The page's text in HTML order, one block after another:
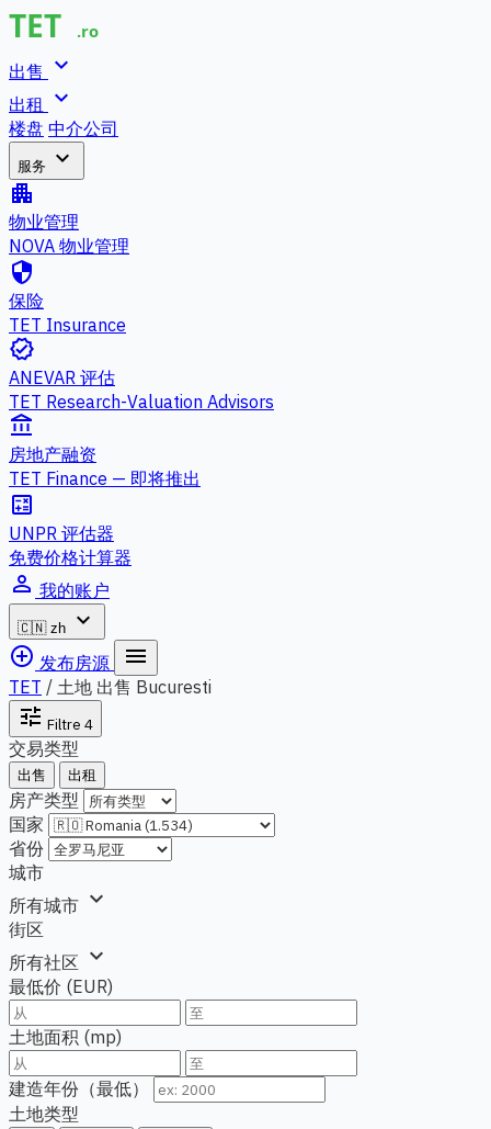
出售 expand_more
出租 expand_more
楼盘 中介公司
服务 expand_more
apartment
物业管理
NOVA 物业管理
security
保险
TET Insurance
verified
ANEVAR 评估
TET Research-Valuation Advisors
account_balance
房地产融资
TET Finance — 即将推出
calculate
UNPR 评估器
免费价格计算器
person_outline 我的账户
🇨🇳 zh
expand_more
add_circle_outline 发布房源 menu
TET / 土地 出售 Bucuresti
tune Filtre 4
交易类型
出售 出租
房产类型
国家
省份
城市
所有城市 expand_more
街区
所有社区 expand_more
最低价 (EUR)
土地面积 (mp)
建造年份（最低）
土地类型